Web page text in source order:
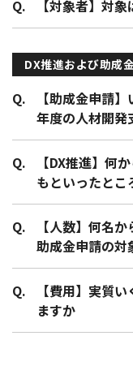
Q. 【対象者】対
DX推進および助成
Q.
【助成金申請
年度の人材開発
Q.
【DX推進】何
もといったと
Q.
【人数】何名
助成金申請の対
Q.
【費用】実質
ますか